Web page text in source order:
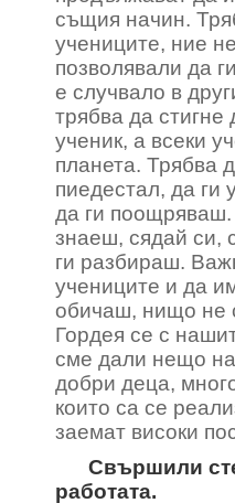
същия начин.
учениците, ние
позволявали да
е случвало в
трябва да стигне
ученик, а всеки
планета. Трябва
пиедестал, да ги
да ги поощряваш.
знаеш, сядай си,
ги разбираш.
учениците и да
обичаш, нищо не
Гордея се с
сме дали нещо на
добри деца,
които са се
заемат високи
Свършили
работата.